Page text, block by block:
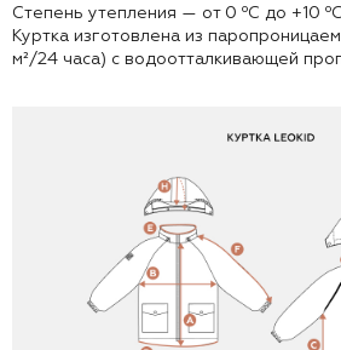
Степень утепления — от 0 ⁰С до +10 ⁰С.
Куртка изготовлена из
м²/24 часа) с водоотталкивающей